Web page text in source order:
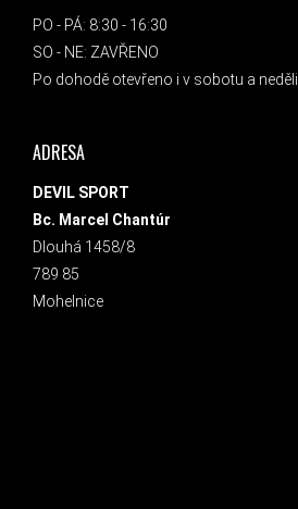
PO - PÁ: 8:30 - 16:30
SO - NE: ZAVŘENO
Po dohodě otevřeno i v sobotu a neděli.
ADRESA
DEVIL SPORT
Bc. Marcel Chantúr
Dlouhá 1458/8
789 85
Mohelnice